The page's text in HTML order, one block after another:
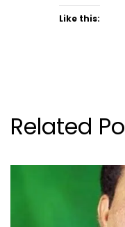
WhatsApp
(Opens
in
Like this:
Related